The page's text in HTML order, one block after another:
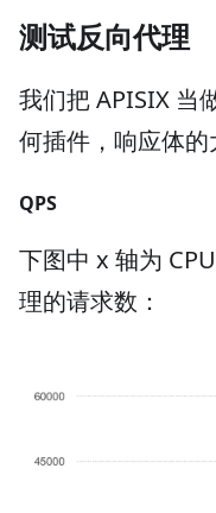
测试反向代理
我们把 APISIX 当
何插件，响应体的
QPS
下图中 x 轴为
理的请求数：